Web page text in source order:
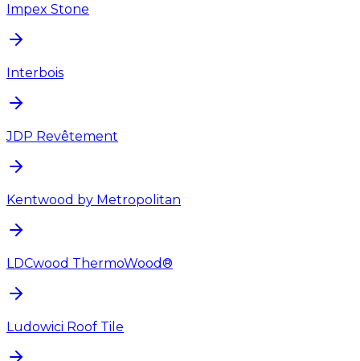
Impex Stone
Interbois
JDP Revêtement
Kentwood by Metropolitan
LDCwood ThermoWood®
Ludowici Roof Tile